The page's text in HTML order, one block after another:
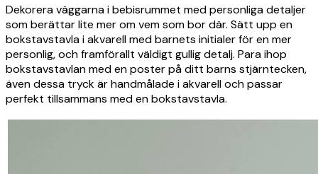
Dekorera väggarna i bebisrummet med personliga detaljer
som berättar lite mer om vem som bor där. Sätt upp en
bokstavstavla i akvarell med barnets initialer för en mer
personlig, och framförallt väldigt gullig detalj. Para ihop
bokstavstavlan med en poster på ditt barns stjärntecken,
även dessa tryck är handmålade i akvarell och passar
perfekt tillsammans med en bokstavstavla.